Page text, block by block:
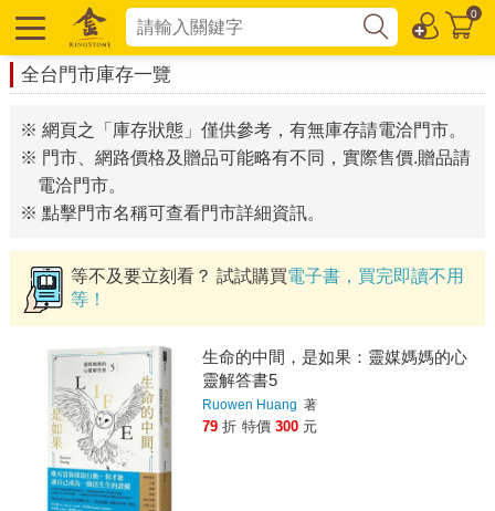
0
全台門市庫存一覽
※ 網頁之「庫存狀態」僅供參考，有無庫存請電洽門市。
※ 門市、網路價格及贈品可能略有不同，實際售價.贈品請
電洽門市。
※ 點擊門市名稱可查看門市詳細資訊。
等不及要立刻看？ 試試購買電子書，買完即讀不用
等！
生命的中間，是如果：靈媒媽媽的心
靈解答書5
Ruowen Huang 著
79 折 特價 300 元